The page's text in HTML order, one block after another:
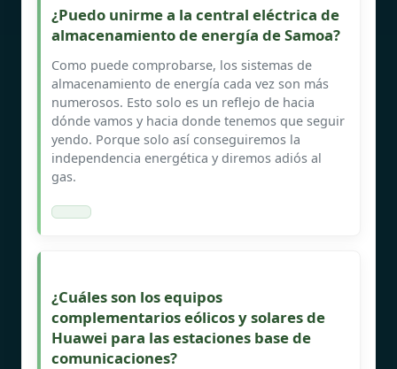
¿Puedo unirme a la central eléctrica de
almacenamiento de energía de Samoa?
Como puede comprobarse, los sistemas de
almacenamiento de energía cada vez son más
numerosos. Esto solo es un reflejo de hacia
dónde vamos y hacia donde tenemos que seguir
yendo. Porque solo así conseguiremos la
independencia energética y diremos adiós al
gas.
¿Cuáles son los equipos
complementarios eólicos y solares de
Huawei para las estaciones base de
comunicaciones?